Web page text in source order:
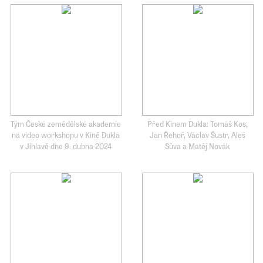
Tým České zemědělské akademie
na video workshopu v Kině Dukla
v Jihlavě dne 9. dubna 2024
Před Kinem Dukla: Tomáš Kos,
Jan Řehoř, Václav Šustr, Aleš
Sůva a Matěj Novák